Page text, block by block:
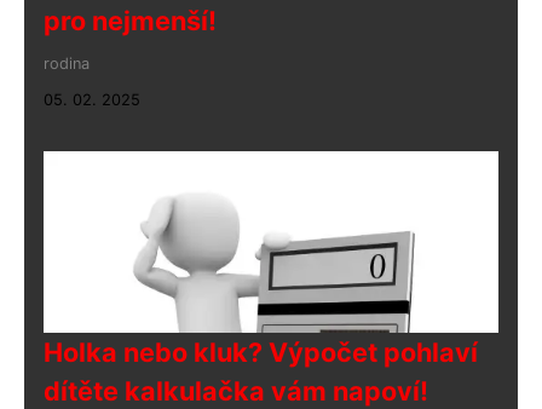
pro nejmenší!
rodina
05. 02. 2025
Holka nebo kluk? Výpočet pohlaví
dítěte kalkulačka vám napoví!